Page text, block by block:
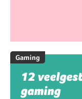
Gaming
12
gaming